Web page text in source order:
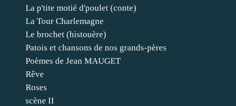
La p'tite motié d'poulet (conte)
La Tour Charlemagne
Le brochet (histouère)
Patois et chansons de nos grands-pères
Poèmes de Jean MAUGET
Rêve
Roses
scène II